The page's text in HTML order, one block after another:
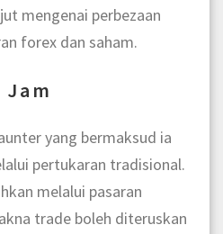
mengenai perbezaan
forex dan saham.
Jam
yang bermaksud ia
pertukaran tradisional.
melalui pasaran
trade boleh diteruskan